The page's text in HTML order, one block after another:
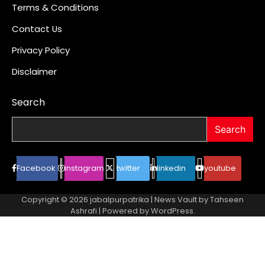
Terms & Conditions
Contact Us
Privacy Policy
Disclaimer
Search
Search
Facebook instagram twitter linkedin youtube
Copyright © 2026 jabalpurpatrika | News Vault byTahseen
Ashrafi | Powered byWordPress.